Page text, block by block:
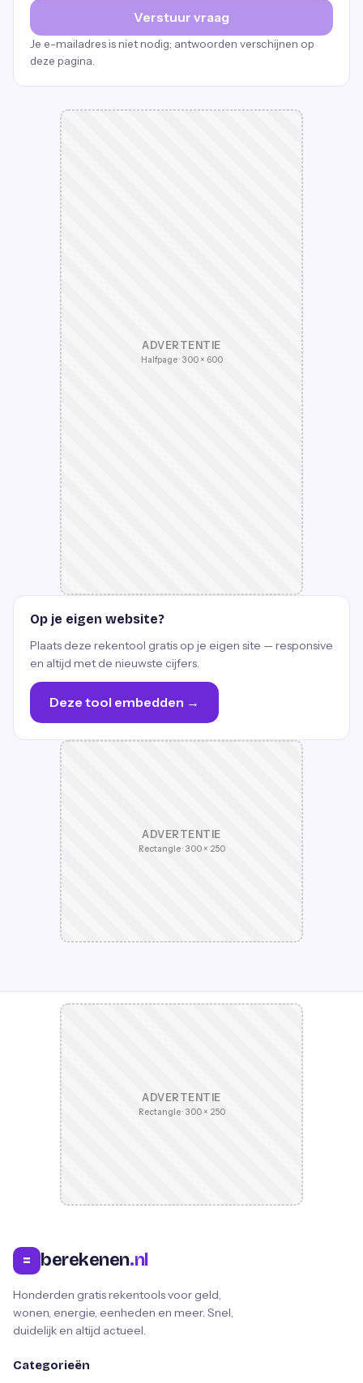
Verstuur vraag
Je e-mailadres is niet nodig; antwoorden verschijnen op
deze pagina.
ADVERTENTIE
Halfpage · 300 × 600
Op je eigen website?
Plaats deze rekentool gratis op je eigen site — responsive
en altijd met de nieuwste cijfers.
Deze tool embedden →
ADVERTENTIE
Rectangle · 300 × 250
ADVERTENTIE
Rectangle · 300 × 250
= berekenen.nl
Honderden gratis rekentools voor geld,
wonen, energie, eenheden en meer. Snel,
duidelijk en altijd actueel.
Categorieën